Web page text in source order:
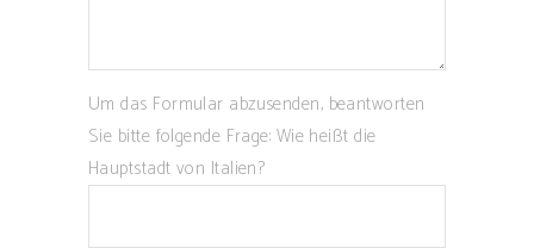
Um das Formular abzusenden, beantworten
Sie bitte folgende Frage: Wie heißt die
Hauptstadt von Italien?